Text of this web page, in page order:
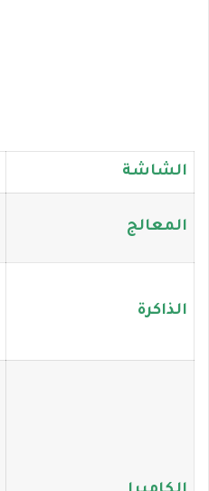
الشاشة
المعالج
الذاكرة